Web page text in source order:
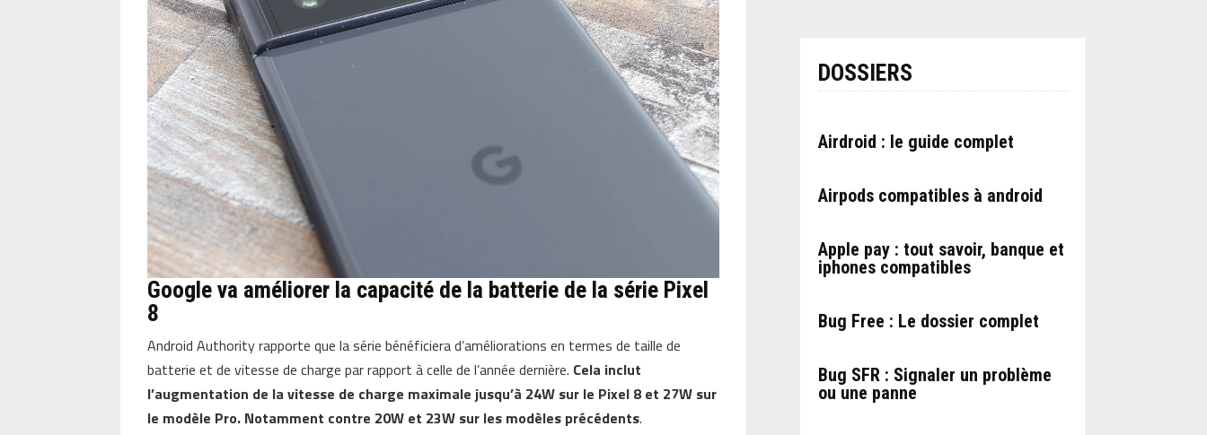
Google va améliorer la capacité de la batterie de la série Pixel
8
Android Authority rapporte que la série bénéficiera d’améliorations en termes de taille de
batterie et de vitesse de charge par rapport à celle de l’année dernière. Cela inclut
l’augmentation de la vitesse de charge maximale jusqu’à 24W sur le Pixel 8 et 27W sur
le modèle Pro. Notamment contre 20W et 23W sur les modèles précédents.
DOSSIERS
Airdroid : le guide complet
Airpods compatibles à android
Apple pay : tout savoir, banque et
iphones compatibles
Bug Free : Le dossier complet
Bug SFR : Signaler un problème
ou une panne